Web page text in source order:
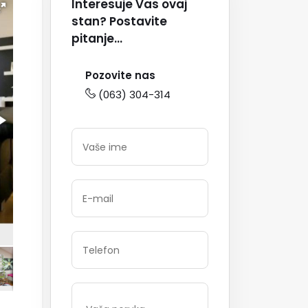
Interesuje Vas ovaj
stan? Postavite
pitanje...
Pozovite nas
(063) 304-314